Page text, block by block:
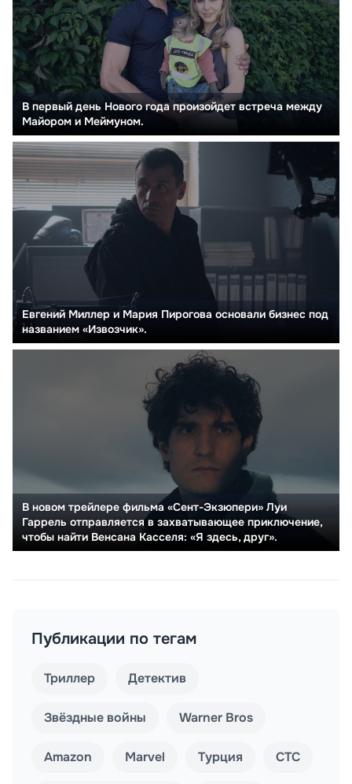
В первый день Нового года произойдет встреча между
Майором и Меймуном.
Евгений Миллер и Мария Пирогова основали бизнес под
названием «Извозчик».
В новом трейлере фильма «Сент-Экзюпери» Луи
Гаррель отправляется в захватывающее приключение,
чтобы найти Венсана Касселя: «Я здесь, друг».
Публикации по тегам
Триллер Детектив
Звёздные войны Warner Bros
Amazon Marvel Турция СТС